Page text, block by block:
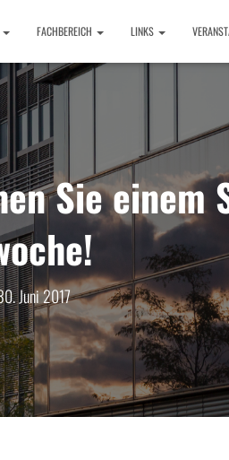
FACHBEREICH LINKS
Sie einem
Juni 2017